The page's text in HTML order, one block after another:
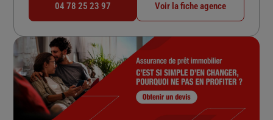
04 78 25 23 97 Voir la fiche agence